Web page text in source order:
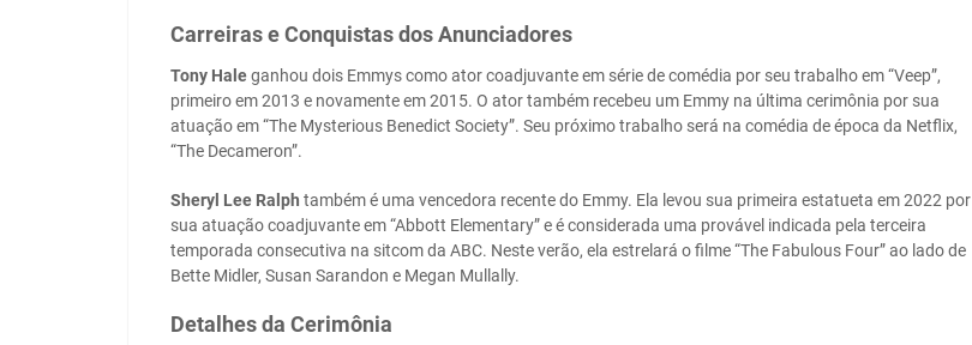
Carreiras e Conquistas dos Anunciadores
Tony Haleganhou dois Emmys como ator coadjuvante em série de comédia por seu trabalho em “Veep”,
primeiro em 2013 e novamente em 2015. O ator também recebeu um Emmy na última cerimônia por sua
atuação em “The Mysterious Benedict Society”. Seu próximo trabalho será na comédia de época da Netflix,
“The Decameron”.
Sheryl Lee Ralph também é uma vencedora recente do Emmy. Ela levou sua primeira estatueta em 2022 por
sua atuação coadjuvante em “Abbott Elementary” e é considerada uma provável indicada pela terceira
temporada consecutiva na sitcom da ABC. Neste verão, ela estrelará o filme “The Fabulous Four” ao lado de
Bette Midler, Susan Sarandon e Megan Mullally.
Detalhes da Cerimônia